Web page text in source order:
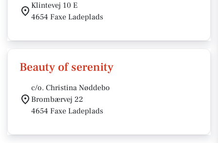
Klintevej 10 E
4654 Faxe Ladeplads
Beauty of serenity
c/o. Christina Nøddebo
Brombærvej 22
4654 Faxe Ladeplads